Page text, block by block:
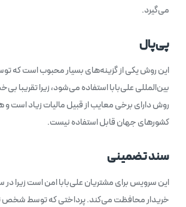
می‌گیرد.
پی‌پال
این روش یکی از گزینه‌های بسیار محبوب است که
بین‌المللی علی‌بابا استفاده می‌شود، زیرا تقریبا
روش دارای برخی معایب از قبیل مالیات زیاد است و
کشورهای جهان قابل استفاده نیست.
سند تضمینی
این سرویس برای مشتریان علی‌بابا امن است زیرا در
خریدار محافظت می‌کند. پرداختی که توسط شخص